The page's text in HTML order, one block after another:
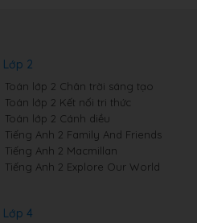
Lớp 2
Toán lớp 2 Chân trời sáng tạo
Toán lớp 2 Kết nối tri thức
Toán lớp 2 Cánh diều
Tiếng Anh 2 Family And Friends
Tiếng Anh 2 Macmillan
Tiếng Anh 2 Explore Our World
Lớp 4